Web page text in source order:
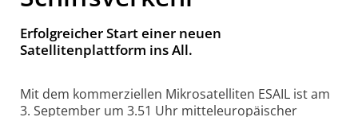
Erfolgreicher Start einer neuen
Satellitenplattform ins All.
Mit dem kommerziellen Mikro­satelliten ESAIL ist am
3. September um 3.51 Uhr mittel­europä­ischer